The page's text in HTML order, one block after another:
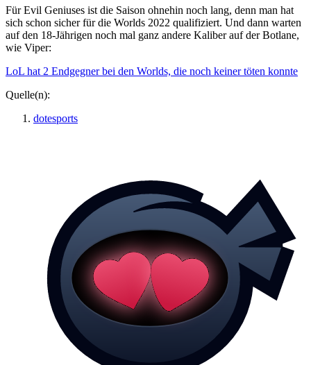
Für Evil Geniuses ist die Saison ohnehin noch lang, denn man hat
sich schon sicher für die Worlds 2022 qualifiziert. Und dann warten
auf den 18-Jährigen noch mal ganz andere Kaliber auf der Botlane,
wie Viper:
LoL hat 2 Endgegner bei den Worlds, die noch keiner töten konnte
Quelle(n):
dotesports